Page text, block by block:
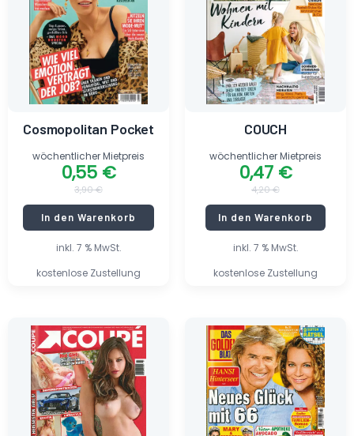
inkl. 7 % MwSt.
kostenlose Zustellung
Cosmopolitan Pocket
3,90€
0,55 €
wöchentlicher Mietpreis
In den Warenkorb
inkl. 7 % MwSt.
kostenlose Zustellung
COUCH
4,20€
0,47 €
wöchentlicher Mietpreis
In den Warenkorb
Ursprünglicher
Preis
war:
5,95 €
Aktueller
Preis
ist:
0,50 €.
Ursprünglicher
Preis
war:
2,59 €
Aktueller
Preis
ist:
1,80 €.